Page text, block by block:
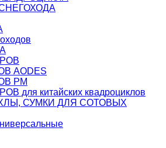
AODES
РМ
для китайских квадроциклов
СУМКИ ДЛЯ СОТОВЫХ